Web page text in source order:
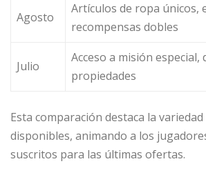
Agosto
Artículos de ropa únicos,
recompensas dobles
Julio
Acceso a misión especial,
propiedades
Esta comparación destaca la
disponibles, animando a los
suscritos para las últimas ofertas.